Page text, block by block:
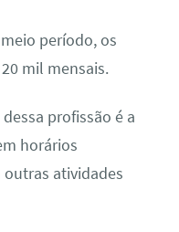
período, os
mil mensais.
profissão é a
horários
atividades